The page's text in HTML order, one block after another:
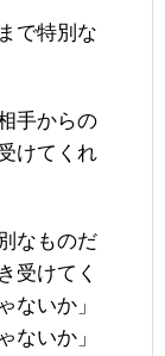
で特別な
手からの
けてくれ
なものだ
受けてく
ないか」
ないか」